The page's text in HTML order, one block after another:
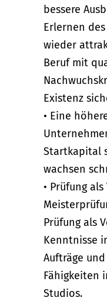
bessere
Erlernen
wieder
Beruf mit
Existenz
• Eine
Startkapital
wachsen
• Prüfung
Prüfung als
Kenntnisse
Aufträge
Fähigkeiten
Studios.